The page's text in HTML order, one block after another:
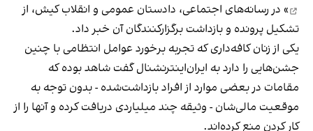
» در رسانه‌های اجتماعی، دادستان عمومی و انقلاب کیش، از
تشکیل پرونده و بازداشت برگزارکنندگان آن خبر داد.
یکی از زنان کافه‌داری که تجربه برخورد عوامل انتظامی با چنین
جشن‌هایی را دارد به ایران‌اینترنشنال گفت شاهد بوده که
مقامات در بعضی موارد از افراد بازداشت‌‌شده - بدون توجه به
موقعیت مالی‌شان - وثیقه چند میلیاردی دریافت کرده و آنها را از
کار کردن منع کرده‌اند.